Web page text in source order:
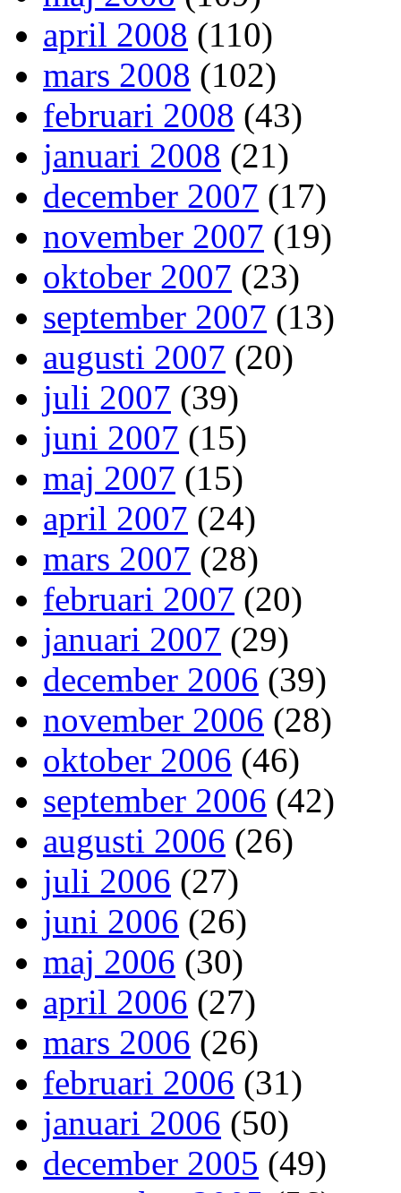
april 2008 (110)
mars 2008 (102)
februari 2008 (43)
januari 2008 (21)
december 2007 (17)
november 2007 (19)
oktober 2007 (23)
september 2007 (13)
augusti 2007 (20)
juli 2007 (39)
juni 2007 (15)
maj 2007 (15)
april 2007 (24)
mars 2007 (28)
februari 2007 (20)
januari 2007 (29)
december 2006 (39)
november 2006 (28)
oktober 2006 (46)
september 2006 (42)
augusti 2006 (26)
juli 2006 (27)
juni 2006 (26)
maj 2006 (30)
april 2006 (27)
mars 2006 (26)
februari 2006 (31)
januari 2006 (50)
december 2005 (49)